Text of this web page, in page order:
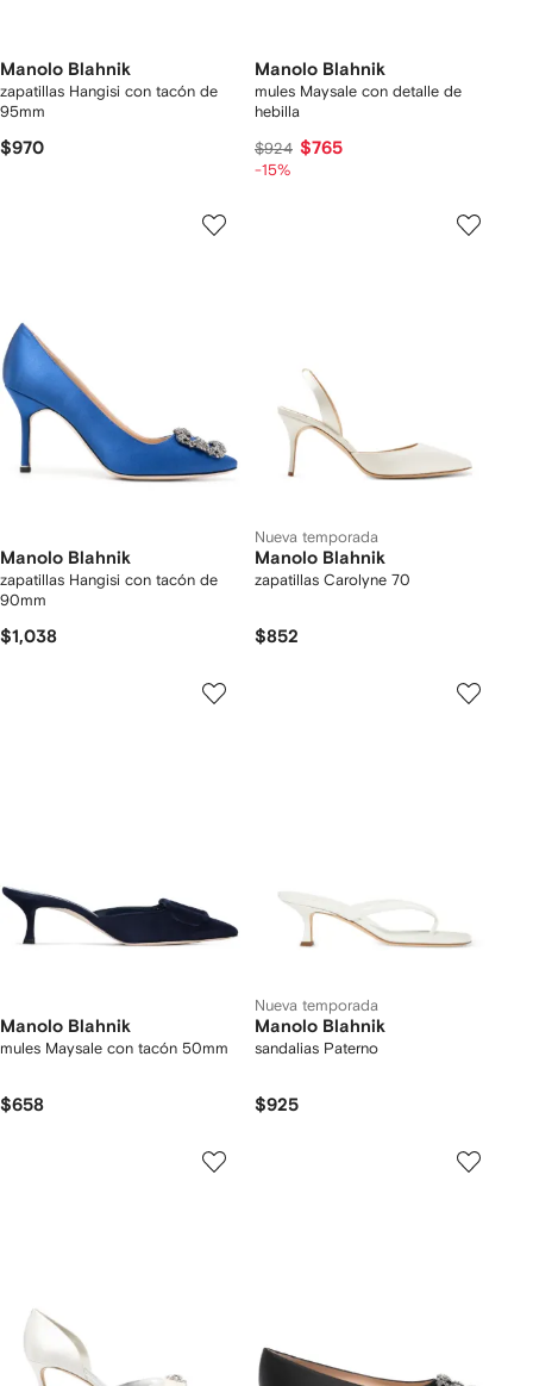
Manolo Blahnik
zapatillas Hangisi con tacón de
95mm
$970
Manolo Blahnik
mules Maysale con detalle de
hebilla
$924 $765
-15%
Manolo Blahnik
zapatillas Hangisi con tacón de
90mm
$1,038
Nueva temporada
Manolo Blahnik
zapatillas Carolyne 70
$852
Manolo Blahnik
mules Maysale con tacón 50mm
$658
Nueva temporada
Manolo Blahnik
sandalias Paterno
$925